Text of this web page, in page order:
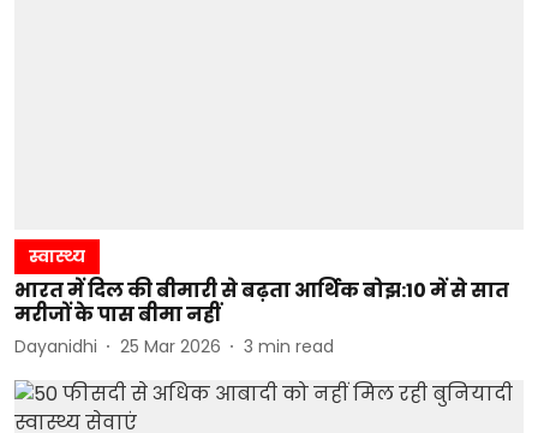
स्वास्थ्य
भारत में दिल की बीमारी से बढ़ता आर्थिक बोझ:10 में से सात
मरीजों के पास बीमा नहीं
Dayanidhi 25 Mar 2026 3 min read